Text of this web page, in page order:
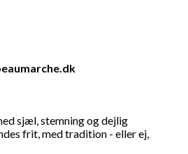
sjæl, stemning og dejlig
frit, med tradition - eller ej,